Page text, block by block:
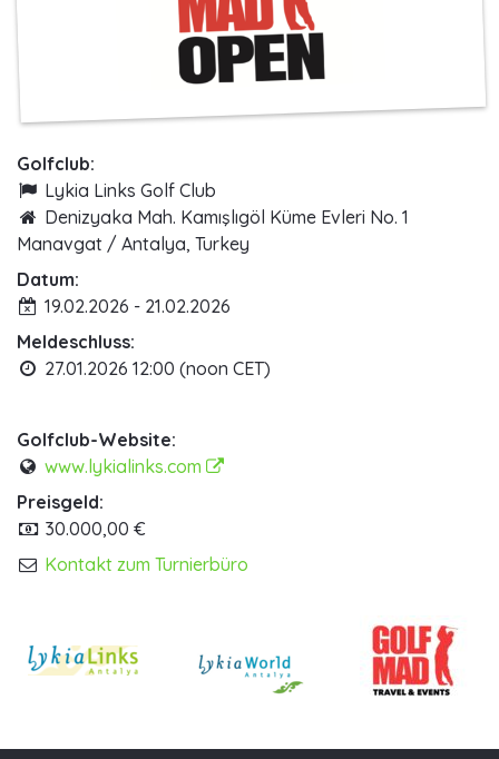
Golfclub:
Lykia Links Golf Club
Denizyaka Mah. Kamışlıgöl Küme Evleri No. 1
Manavgat / Antalya, Turkey
Datum:
19.02.2026 - 21.02.2026
Meldeschluss:
27.01.2026 12:00 (noon CET)
Golfclub-Website:
www.lykialinks.com
Preisgeld:
30.000,00 €
Kontakt zum Turnierbüro